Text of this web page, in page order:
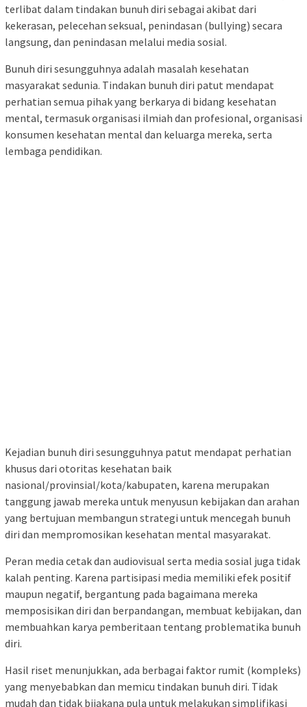
terlibat dalam tindakan bunuh diri sebagai akibat dari
kekerasan, pelecehan seksual, penindasan (bullying) secara
langsung, dan penindasan melalui media sosial.
Bunuh diri sesungguhnya adalah masalah kesehatan
masyarakat sedunia. Tindakan bunuh diri patut mendapat
perhatian semua pihak yang berkarya di bidang kesehatan
mental, termasuk organisasi ilmiah dan profesional, organisasi
konsumen kesehatan mental dan keluarga mereka, serta
lembaga pendidikan.
Kejadian bunuh diri sesungguhnya patut mendapat perhatian
khusus dari otoritas kesehatan baik
nasional/provinsial/kota/kabupaten, karena merupakan
tanggung jawab mereka untuk menyusun kebijakan dan arahan
yang bertujuan membangun strategi untuk mencegah bunuh
diri dan mempromosikan kesehatan mental masyarakat.
Peran media cetak dan audiovisual serta media sosial juga tidak
kalah penting. Karena partisipasi media memiliki efek positif
maupun negatif, bergantung pada bagaimana mereka
memposisikan diri dan berpandangan, membuat kebijakan, dan
membuahkan karya pemberitaan tentang problematika bunuh
diri.
Hasil riset menunjukkan, ada berbagai faktor rumit (kompleks)
yang menyebabkan dan memicu tindakan bunuh diri. Tidak
mudah dan tidak bijakana pula untuk melakukan simplifikasi